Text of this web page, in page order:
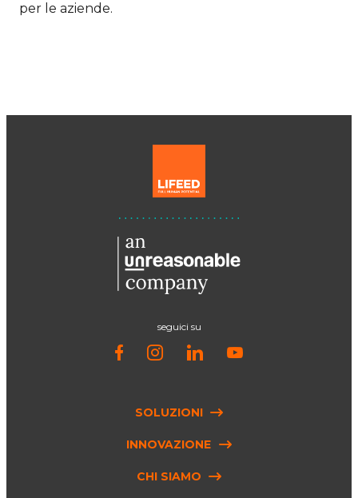
per le aziende.
seguici su
SOLUZIONI
INNOVAZIONE
CHI SIAMO